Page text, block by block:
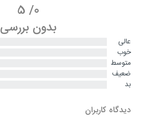
0
/
5
بدون بررسی
عالی
خوب
متوسط
ضعیف
بد
دیدگاه کاربران